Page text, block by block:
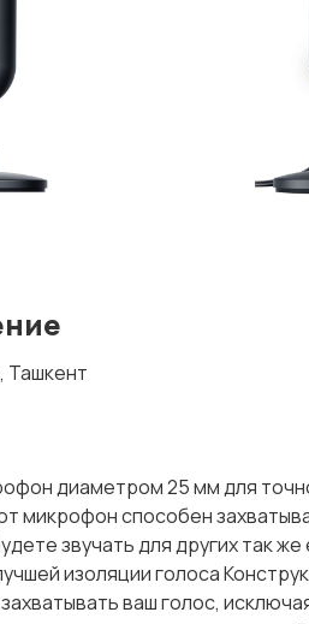
Ташкент
диаметром 25 мм для
микрофон способен
звучать для других так
изоляции голоса
ваш голос,